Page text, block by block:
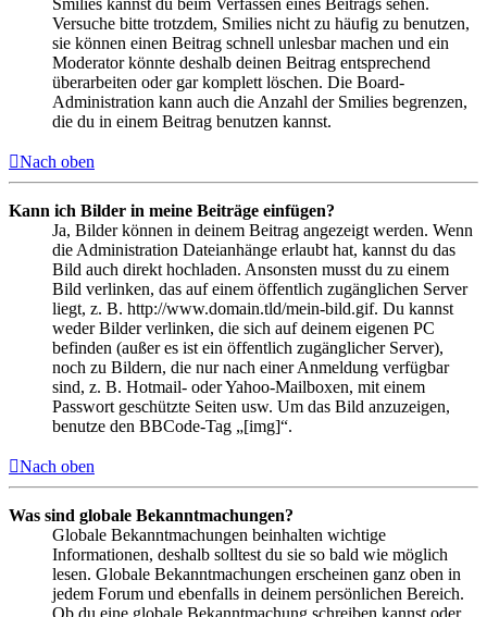
Smilies kannst du beim Verfassen eines Beitrags sehen.
Versuche bitte trotzdem, Smilies nicht zu häufig zu benutzen,
sie können einen Beitrag schnell unlesbar machen und ein
Moderator könnte deshalb deinen Beitrag entsprechend
überarbeiten oder gar komplett löschen. Die Board-
Administration kann auch die Anzahl der Smilies begrenzen,
die du in einem Beitrag benutzen kannst.
Nach oben
Kann ich Bilder in meine Beiträge einfügen?
Ja, Bilder können in deinem Beitrag angezeigt werden. Wenn
die Administration Dateianhänge erlaubt hat, kannst du das
Bild auch direkt hochladen. Ansonsten musst du zu einem
Bild verlinken, das auf einem öffentlich zugänglichen Server
liegt, z. B. http://www.domain.tld/mein-bild.gif. Du kannst
weder Bilder verlinken, die sich auf deinem eigenen PC
befinden (außer es ist ein öffentlich zugänglicher Server),
noch zu Bildern, die nur nach einer Anmeldung verfügbar
sind, z. B. Hotmail- oder Yahoo-Mailboxen, mit einem
Passwort geschützte Seiten usw. Um das Bild anzuzeigen,
benutze den BBCode-Tag „[img]“.
Nach oben
Was sind globale Bekanntmachungen?
Globale Bekanntmachungen beinhalten wichtige
Informationen, deshalb solltest du sie so bald wie möglich
lesen. Globale Bekanntmachungen erscheinen ganz oben in
jedem Forum und ebenfalls in deinem persönlichen Bereich.
Ob du eine globale Bekanntmachung schreiben kannst oder